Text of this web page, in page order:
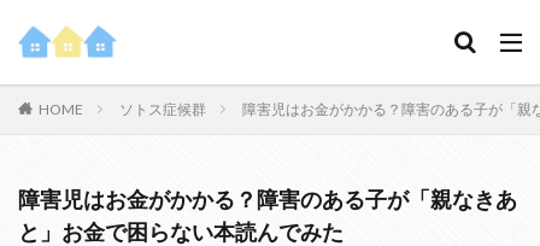
HOME ソトス症候群 障害児はお金がかかる？障害のある子が「
障害児はお金がかかる？障害のある子が「親なきあ
と」お金で困らない本読んでみた